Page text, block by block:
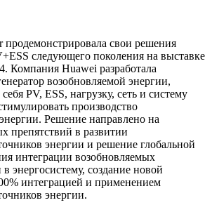
свои решения
следующего поколения на выставке
Компания Huawei разработала
возобновляемой энергии,
PV, ESS, нагрузку, сеть и систему
производство
Решение направлено на
препятствий в развитии
энергии и решение глобальной
интеграции возобновляемых
энергосистему, создание новой
интеграцией и применением
энергии.